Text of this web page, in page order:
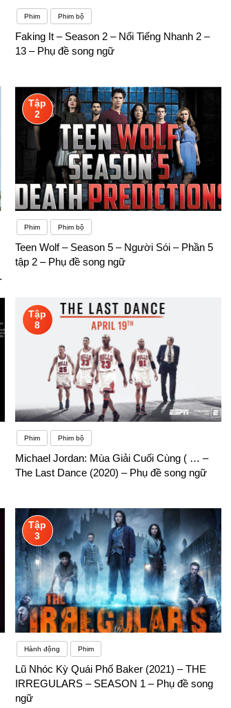
Phim Phim bộ
Faking It – Season 2 – Nổi Tiếng Nhanh 2 –
13 – Phụ đề song ngữ
Tập
2
Phim Phim bộ
Teen Wolf – Season 5 – Người Sói – Phần 5
tập 2 – Phụ đề song ngữ
Tập
8
Phim Phim bộ
Michael Jordan: Mùa Giải Cuối Cùng ( … –
The Last Dance (2020) – Phụ đề song ngữ
Tập
3
Hành động Phim
Lũ Nhóc Kỳ Quái Phố Baker (2021) – THE
IRREGULARS – SEASON 1 – Phụ đề song
ngữ